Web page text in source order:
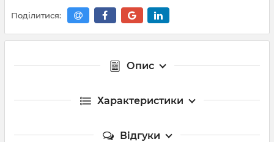
Поділитися:
Опис
Характеристики
Відгуки